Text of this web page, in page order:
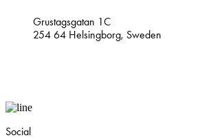
Grustagsgatan 1C
254 64 Helsingborg, Sweden
Social